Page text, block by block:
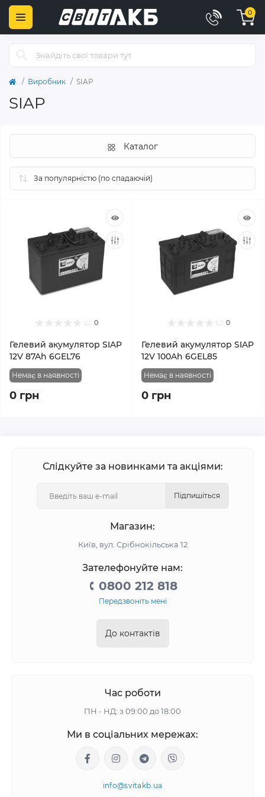
0
Виробник SIAP
SIAP
Каталог
0
Гелевий акумулятор SIAP
12V 87Ah 6GEL76
Немає в наявності
0 грн
0
Гелевий акумулятор SIAP
12V 100Ah 6GEL85
Немає в наявності
0 грн
Слідкуйте за новинками та акціями:
Підпишіться
Магазин:
Київ, вул. Срібнокільська 12
Зателефонуйте нам:
0800 212 818
Передзвоніть мені
До контактів
Час роботи
ПН - НД: з 09:00 до 18:00
Ми в соціальних мережах:
info@svitakb.ua